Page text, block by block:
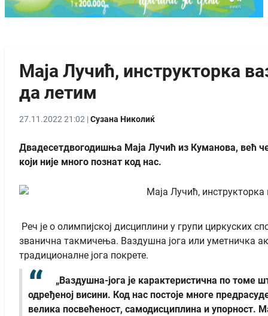
Маја Лучић, инструкторка
да летим
27.11.2022 21:02 |Сузана Николиќ
Двадесетдвогодишња Маја Лучић из Куманова, већ
који није много познат код нас.
Реч је о олимпијској дисциплини у групи циркуских
званична такмичења. Ваздушна јога или уметничка
традиционалне јога покрете.
„Ваздушна-јога је карактеристична по томе
одређеној висини. Код нас постоје многе
велика посвећеност, самодисциплина и упорност.